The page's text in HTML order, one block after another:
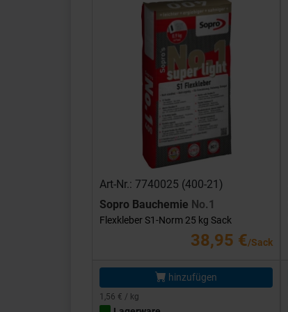
Art-Nr.: 7740025 (400-21)
Sopro Bauchemie No.1
Flexkleber S1-Norm 25 kg Sack
38,95 €/Sack
hinzufügen
1,56 € / kg